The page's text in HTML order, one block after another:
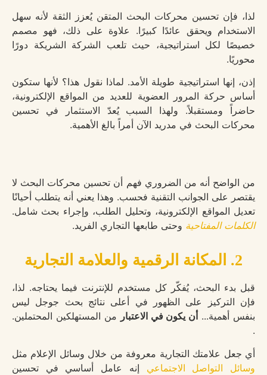
لذا، فإن تحسين محركات البحث المتقن يُعزز الثقة لأنه سهل
الاستخدام ويحقق عائدًا كبيرًا. علاوة على ذلك، فهو مصمم
خصيصًا لكل استراتيجية، حيث تلعب الشركة الشريكة دورًا
محوريًا.
إذن، إنها استراتيجية طويلة الأمد. لماذا نقول هذا؟ لأنها ستكون
أساس حركة المرور العضوية للعديد من المواقع الإلكترونية،
حاضراً ومستقبلاً. ولهذا السبب يُعدّ الاستثمار في تحسين
محركات البحث في مدريد الآن أمراً بالغ الأهمية.
من الواضح أنه من الضروري فهم أن تحسين محركات البحث لا
يقتصر على الجوانب التقنية فحسب. وهذا يعني أنه يتطلب أحيانًا
تعديل المواقع الإلكترونية، وتحليل الطلب، وإجراء بحث شامل.
الكلمات المفتاحية وحتى طابعها التجاري الفريد.
2. المكانة الرقمية والعلامة التجارية
قبل بدء البحث، يُفكّر كل مستخدم للإنترنت فيما يحتاجه. لذا،
فإن التركيز على الظهور في أعلى نتائج بحث جوجل ليس
بنفس أهمية... أن يكون في الاعتبار من المستهلكين المحتملين.
.
أي جعل علامتك التجارية معروفة من خلال وسائل الإعلام مثل
وسائل التواصل الاجتماعي إنه عامل أساسي في تحسين